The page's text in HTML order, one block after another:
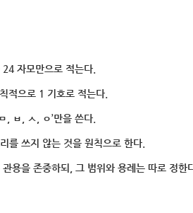
자모만으로 적는다.
적으로 1 기호로 적는다.
, ㅂ, ㅅ, ㅇ’만을 쓴다.
를 쓰지 않는 것을 원칙으로 한다.
용을 존중하되, 그 범위와 용례는 따로 정한